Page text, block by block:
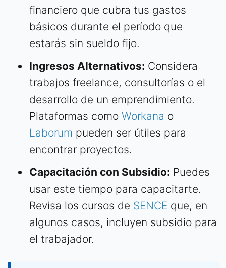
financiero que cubra tus gastos
básicos durante el período que
estarás sin sueldo fijo.
Ingresos Alternativos: Considera
trabajos freelance, consultorías o el
desarrollo de un emprendimiento.
Plataformas como Workana o
Laborum pueden ser útiles para
encontrar proyectos.
Capacitación con Subsidio: Puedes
usar este tiempo para capacitarte.
Revisa los cursos de SENCE que, en
algunos casos, incluyen subsidio para
el trabajador.